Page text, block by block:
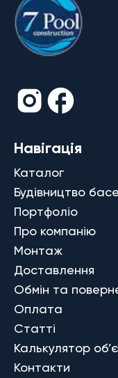
Навігація
Каталог
Будівництво
Портфоліо
Про компанію
Монтаж
Доставлення
Обмін та
Оплата
Статті
Калькулятор
Контакти